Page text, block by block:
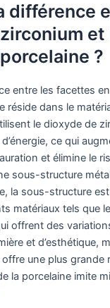
différence
et
?
entre les facettes
réside dans le
le dioxyde de
ce qui
et élimine le
sous-structure
la sous-structure
matériaux tels que
offrent des
et d’esthétique,
une plus grande
la porcelaine imite